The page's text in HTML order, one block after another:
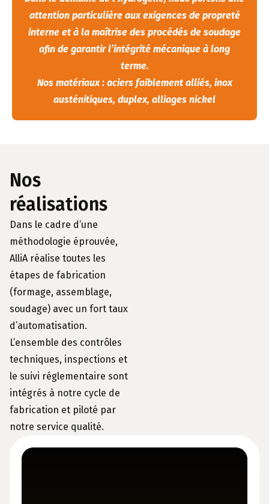
attention particulière aux exigences de propreté
interne et à la maîtrise des procédés de soudage
afin de garantir l’intégrité mécanique à long
terme.
Nos matériaux : aciers faiblement alliés, inox
austénitiques, duplex, alliages nickel
Nos
réalisations
Dans le cadre d’une
méthodologie éprouvée,
AlliA réalise toutes les
étapes de fabrication
(formage, assemblage,
soudage) avec un fort taux
d’automatisation.
L’ensemble des contrôles
techniques, inspections et
le suivi réglementaire sont
intégrés à notre cycle de
fabrication et piloté par
notre service qualité.